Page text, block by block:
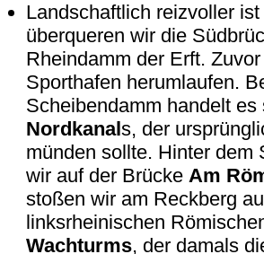
Landschaftlich reizvoller
überqueren wir die
Rheindamm der Erft.
Sporthafen herumlaufen.
Scheibendamm handelt
Nordkanals, der
münden sollte. Hinter dem
wir auf der Brücke Am
stoßen wir am Reckberg
linksrheinischen
Wachturms, der damals